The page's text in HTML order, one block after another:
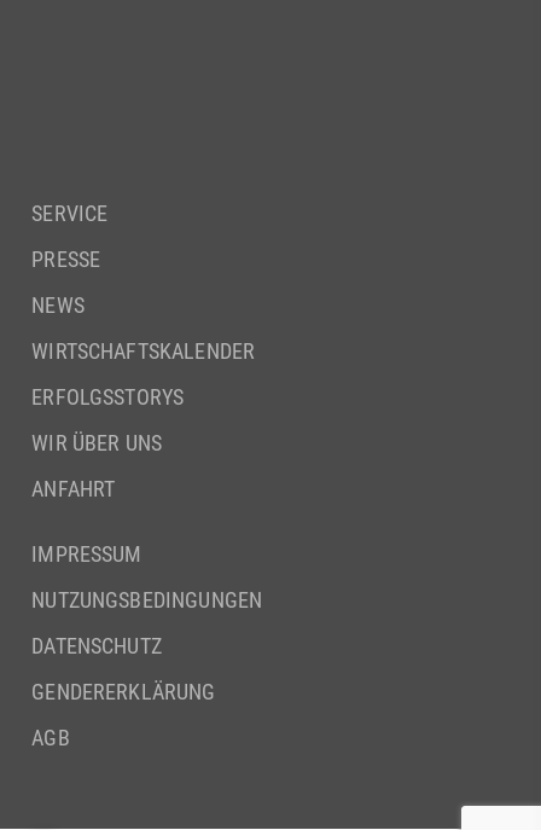
SERVICE
PRESSE
NEWS
WIRTSCHAFTSKALENDER
ERFOLGSSTORYS
WIR ÜBER UNS
ANFAHRT
IMPRESSUM
NUTZUNGSBEDINGUNGEN
DATENSCHUTZ
GENDERERKLÄRUNG
AGB